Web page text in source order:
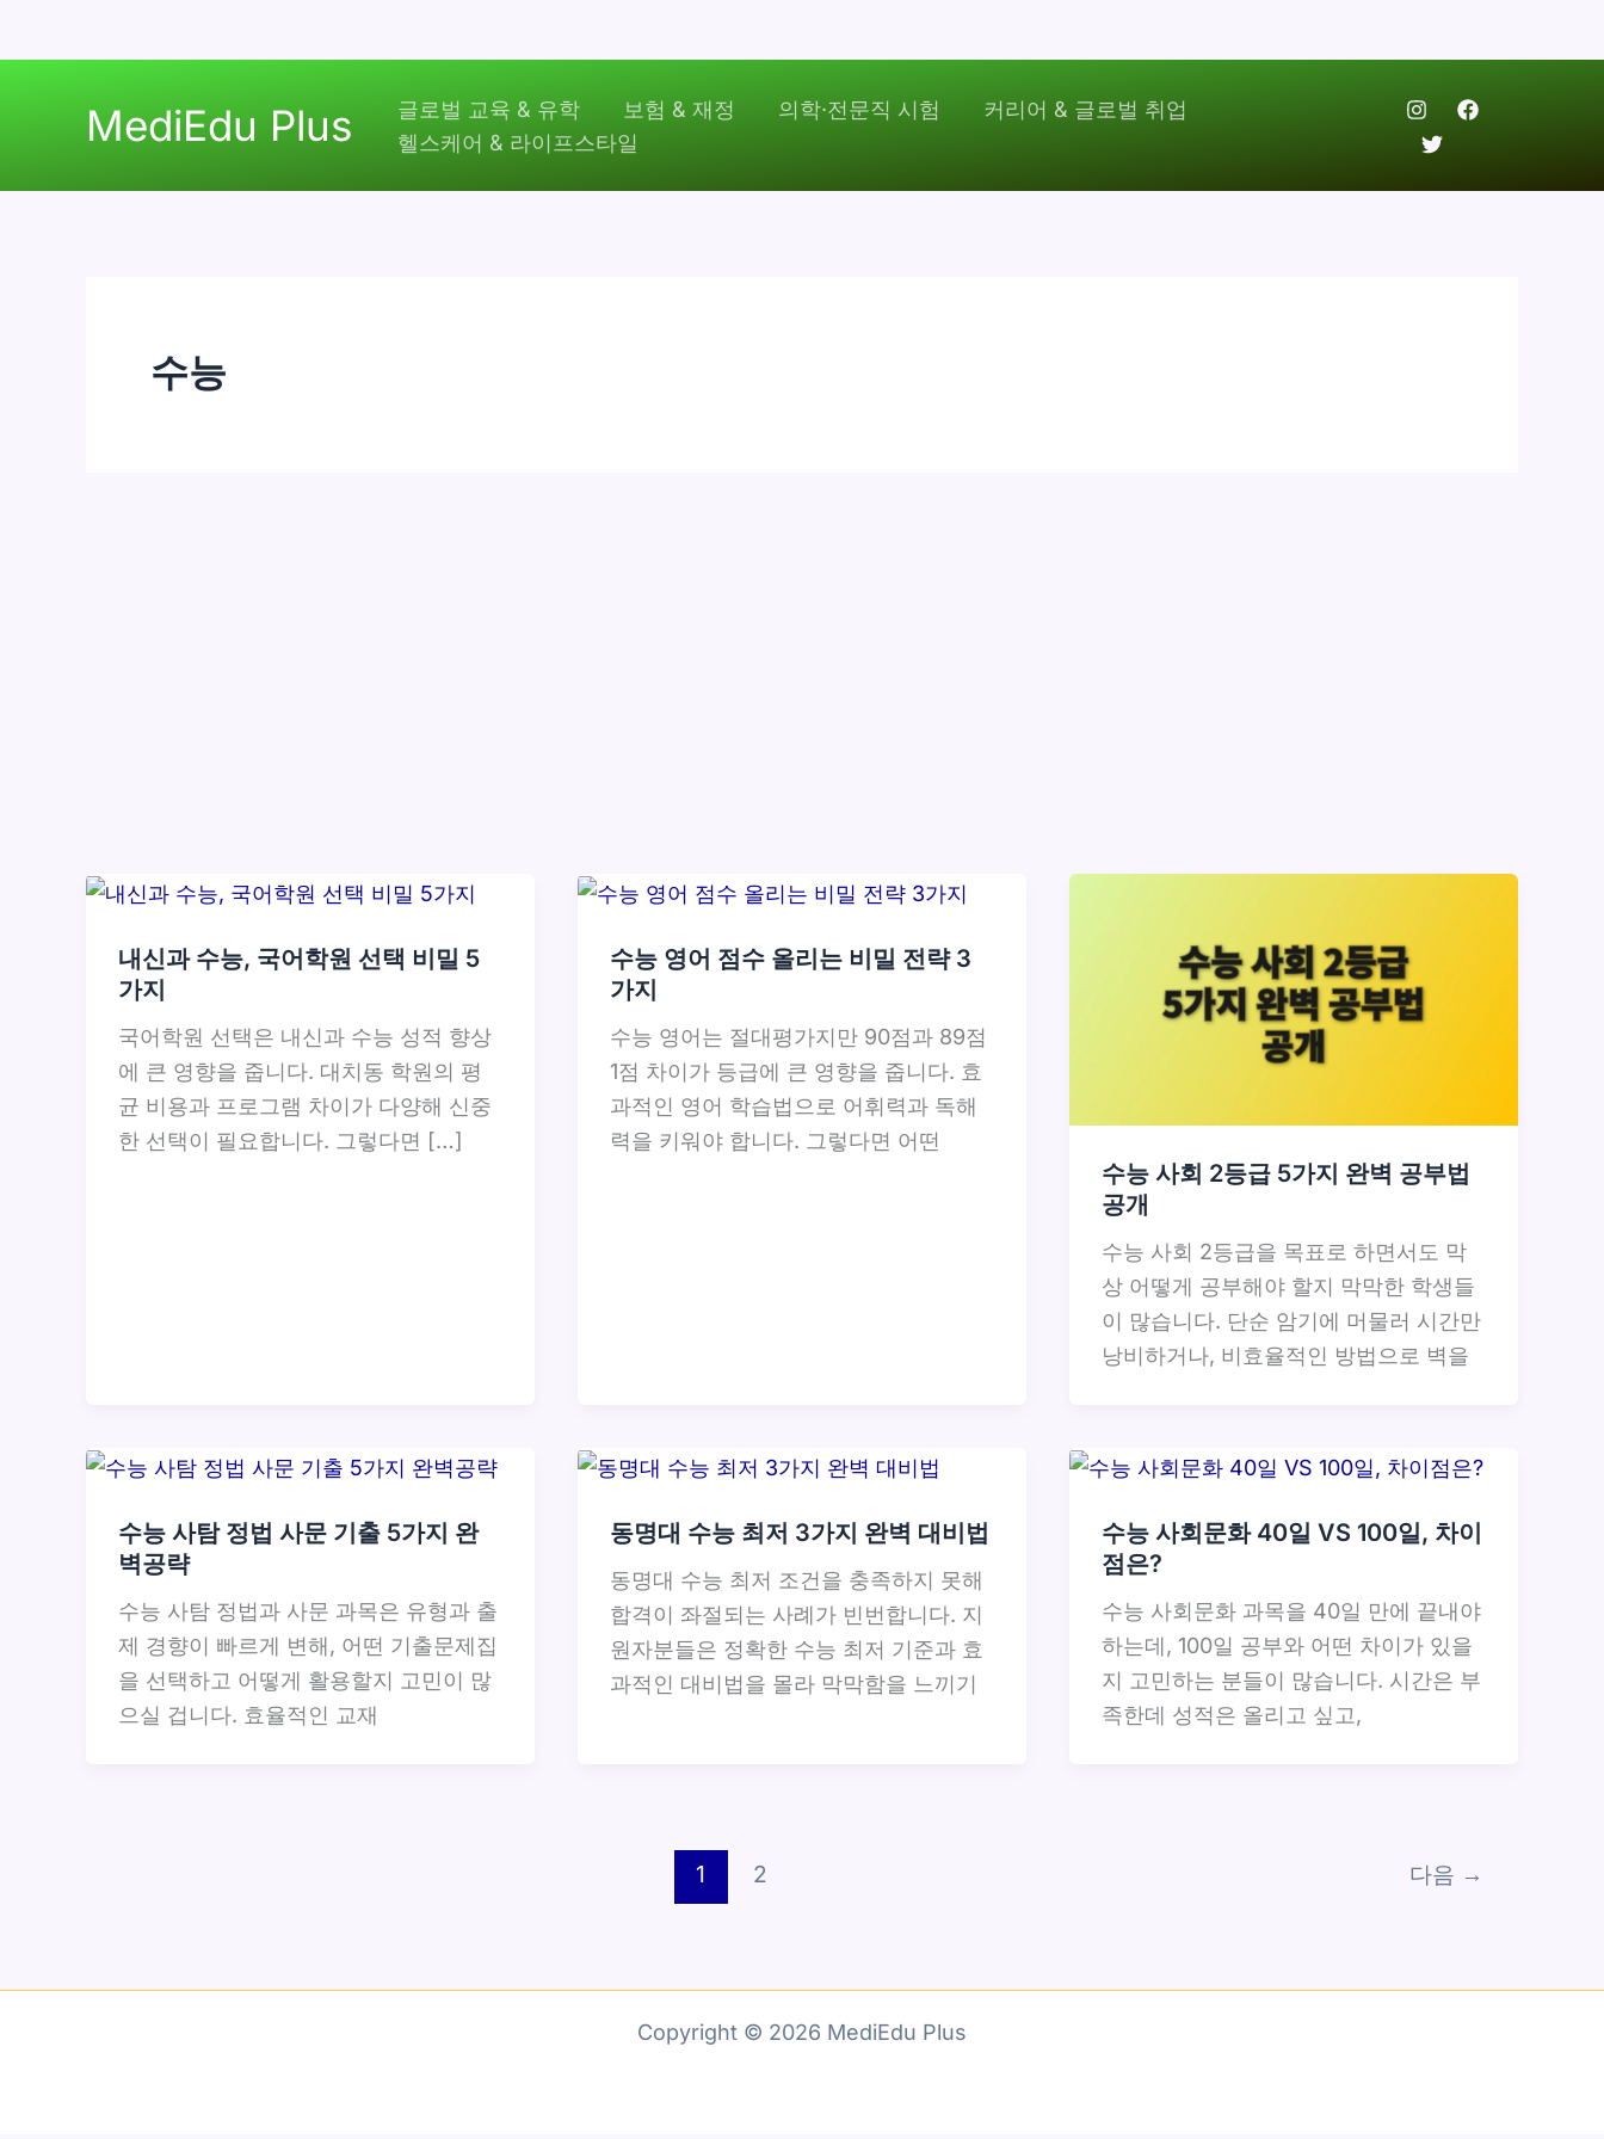
MediEdu Plus 글로벌 교육 & 유학 보험 & 재정 의학·전문직 시험
커리어 & 글로벌 취업
헬스케어 & 라이프스타일
수능
내신과 수능, 국어학원 선택 비밀 5
가지
국어학원 선택은 내신과 수능 성적 향상
에 큰 영향을 줍니다. 대치동 학원의 평
균 비용과 프로그램 차이가 다양해 신중
한 선택이 필요합니다. 그렇다면 […]
수능 영어 점수 올리는 비밀 전략 3
가지
수능 영어는 절대평가지만 90점과 89점
1점 차이가 등급에 큰 영향을 줍니다. 효
과적인 영어 학습법으로 어휘력과 독해
력을 키워야 합니다. 그렇다면 어떤
수능 사회 2등급 5가지 완벽 공부법
공개
수능 사회 2등급을 목표로 하면서도 막
상 어떻게 공부해야 할지 막막한 학생들
이 많습니다. 단순 암기에 머물러 시간만
낭비하거나, 비효율적인 방법으로 벽을
수능 사탐 정법 사문 기출 5가지 완
벽공략
수능 사탐 정법과 사문 과목은 유형과 출
제 경향이 빠르게 변해, 어떤 기출문제집
을 선택하고 어떻게 활용할지 고민이 많
으실 겁니다. 효율적인 교재
동명대 수능 최저 3가지 완벽 대비법
동명대 수능 최저 조건을 충족하지 못해
합격이 좌절되는 사례가 빈번합니다. 지
원자분들은 정확한 수능 최저 기준과 효
과적인 대비법을 몰라 막막함을 느끼기
수능 사회문화 40일 VS 100일, 차이
점은?
수능 사회문화 과목을 40일 만에 끝내야
하는데, 100일 공부와 어떤 차이가 있을
지 고민하는 분들이 많습니다. 시간은 부
족한데 성적은 올리고 싶고,
1 2 다음 →
Copyright © 2026 MediEdu Plus